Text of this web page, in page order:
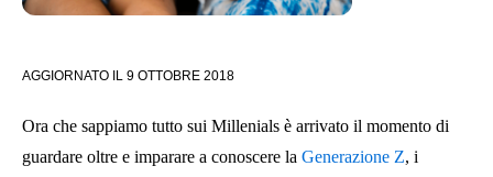
AGGIORNATO IL 9 OTTOBRE 2018
Ora che sappiamo tutto sui Millenials è arrivato il momento di
guardare oltre e imparare a conoscere la Generazione Z, i